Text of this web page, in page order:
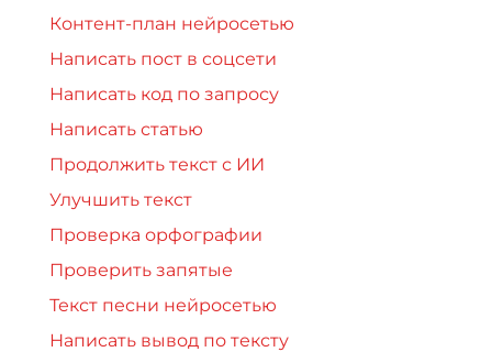
Контент-план нейросетью
Написать пост в соцсети
Написать код по запросу
Написать статью
Продолжить текст с ИИ
Улучшить текст
Проверка орфографии
Проверить запятые
Текст песни нейросетью
Написать вывод по тексту